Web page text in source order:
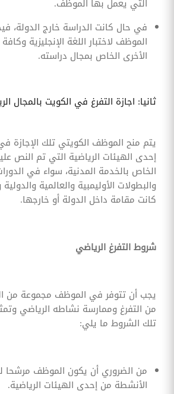
التي يعمل بها الموظف.
في حال كانت الدراسة خارج الدولة،
الموظف لاختبار اللغة الإنجليزية وكافة
الأخرى الخاص بمجال دراسته.
ثانيا: اجازة التفرغ في الكويت بالمجال
يتم منح الموظف الكويتي تلك الإجازة
إحدى الهيئات الرياضية التي تم النص
الخاص بالخدمة المدنية، سواء في
والبطولات الأوليمبية والعالمية
كانت مقامة داخل الدولة أو خارجها.
شروط التفرغ الرياضي
يجب أن تتوفر في الموظف مجموعة من
من التفرغ وممارسة نشاطه الرياضي
تلك الشروط ما يلي:
من الضروري أن يكون الموظف مرشحا
الأنشطة من إحدى الهيئات الرياضية.